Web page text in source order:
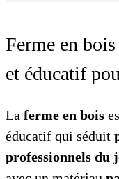
Ferme en
et éducatif
La ferme en bois
éducatif qui séduit
professionnels du